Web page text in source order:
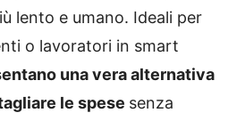
lento e umano. Ideali per
o lavoratori in smart
una vera alternativa
le spese senza